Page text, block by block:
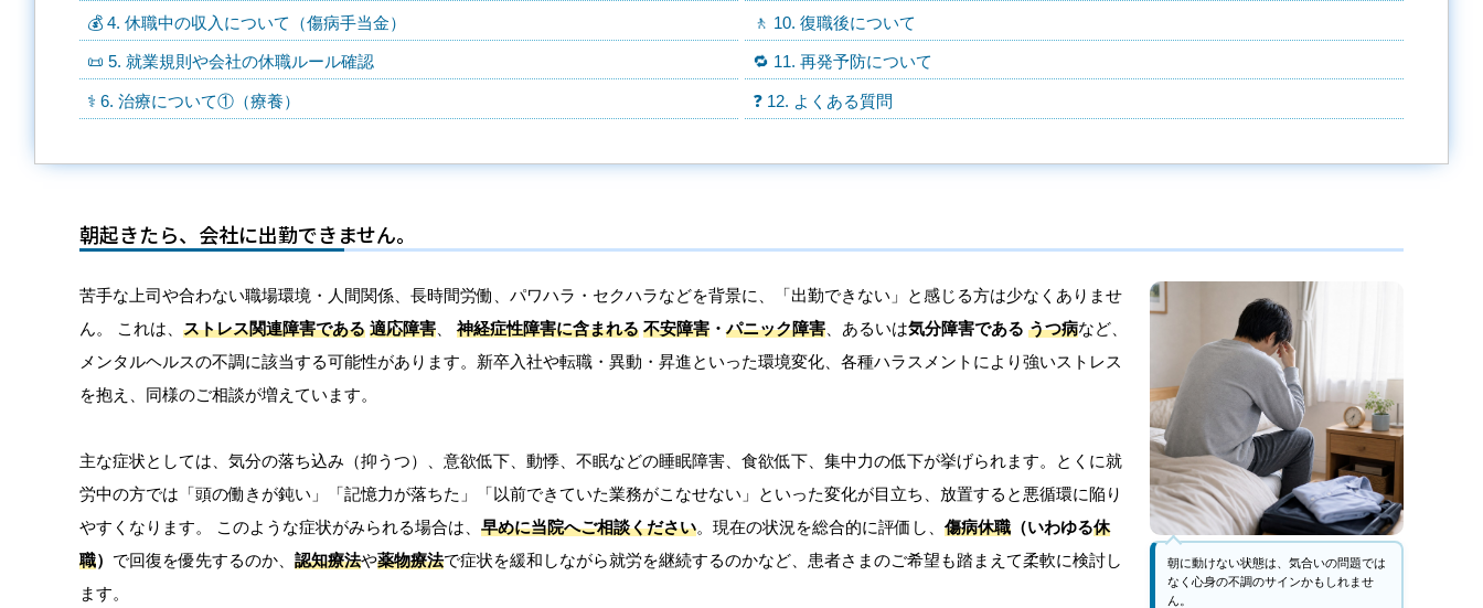
💰 4. 休職中の収入について（傷病手当金）
📜 5. 就業規則や会社の休職ルール確認
⚕️ 6. 治療について①（療養）
🚶 10. 復職後について
🔁 11. 再発予防について
❓ 12. よくある質問
朝起きたら、会社に出勤できません。
朝に動けない状態は、気合いの問題では
なく心身の不調のサインかもしれませ
ん。
苦手な上司や合わない職場環境・人間関係、長時間労働、パワハラ・セクハラなどを背景に、「出勤できない」と感じる方は少なくありませ
ん。 これは、 ストレス関連障害である 適応障害 神経症性障害に含まれる 不安障害 ・パニック障害 、あるいは気分障害である うつ病など、
メンタルヘルスの不調に該当する可能性があります。新卒入社や転職・異動・昇進といった環境変化、各種ハラスメントにより強いストレス
を抱え、同様のご相談が増えています。
主な症状としては、気分の落ち込み（抑うつ）、意欲低下、動悸、不眠などの睡眠障害、食欲低下、集中力の低下が挙げられます。とくに就
労中の方では「頭の働きが鈍い」「記憶力が落ちた」「以前できていた業務がこなせない」といった変化が目立ち、放置すると悪循環に陥り
やすくなります。 このような症状がみられる場合は、 早めに当院へご相談ください。現在の状況を総合的に評価し、 傷病休職 （いわゆる休
職） で回復を優先するのか、 認知療法や薬物療法で症状を緩和しながら就労を継続するのかなど、患者さまのご希望も踏まえて柔軟に検討し
ます。